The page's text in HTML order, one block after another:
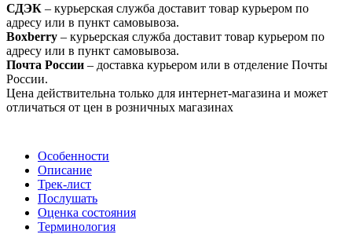
СДЭК – курьерская служба доставит товар курьером по
адресу или в пункт самовывоза.
Boxberry – курьерская служба доставит товар курьером по
адресу или в пункт самовывоза.
Почта России – доставка курьером или в отделение Почты
России.
Цена действительна только для интернет-магазина и может
отличаться от цен в розничных магазинах
Особенности
Описание
Трек-лист
Послушать
Оценка состояния
Терминология